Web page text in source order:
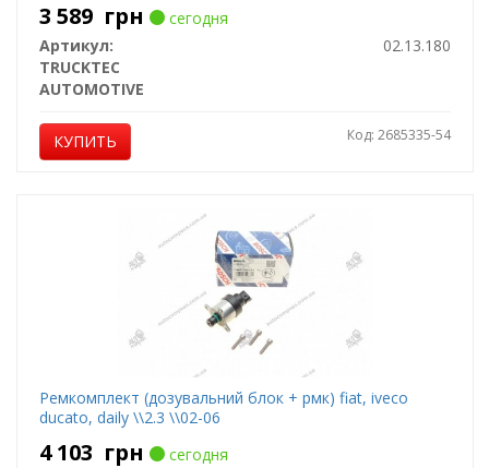
3 589 грн
сегодня
Артикул:
02.13.180
TRUCKTEC
AUTOMOTIVE
КУПИТЬ Код: 2685335-54
Ремкомплект (дозувальний блок + рмк) fiat, iveco
ducato, daily \\2.3 \\02-06
4 103 грн
сегодня